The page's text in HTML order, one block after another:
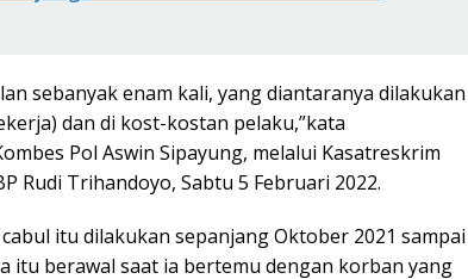
sebanyak enam kali, yang diantaranya dilakukan
dan di kost-kostan pelaku,”kata
Pol Aswin Sipayung, melalui Kasatreskrim
Rudi Trihandoyo, Sabtu 5 Februari 2022.
itu dilakukan sepanjang Oktober 2021 sampai
itu berawal saat ia bertemu dengan korban yang